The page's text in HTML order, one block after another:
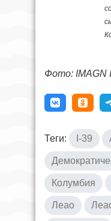
Фото: IMAGN
Теги: I-39
Колумбия
Леао